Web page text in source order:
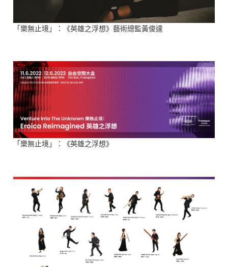
「樂無止境」：《英雄之浮想》藝術總監黃俊達
「樂無止境」：《英雄之浮想》